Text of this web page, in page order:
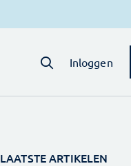
Inloggen
LAATSTE ARTIKELEN